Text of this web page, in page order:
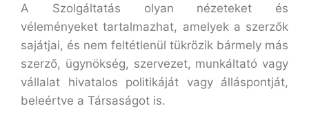
A Szolgáltatás olyan nézeteket és
véleményeket tartalmazhat, amelyek a szerzők
sajátjai, és nem feltétlenül tükrözik bármely más
szerző, ügynökség, szervezet, munkáltató vagy
vállalat hivatalos politikáját vagy álláspontját,
beleértve a Társaságot is.